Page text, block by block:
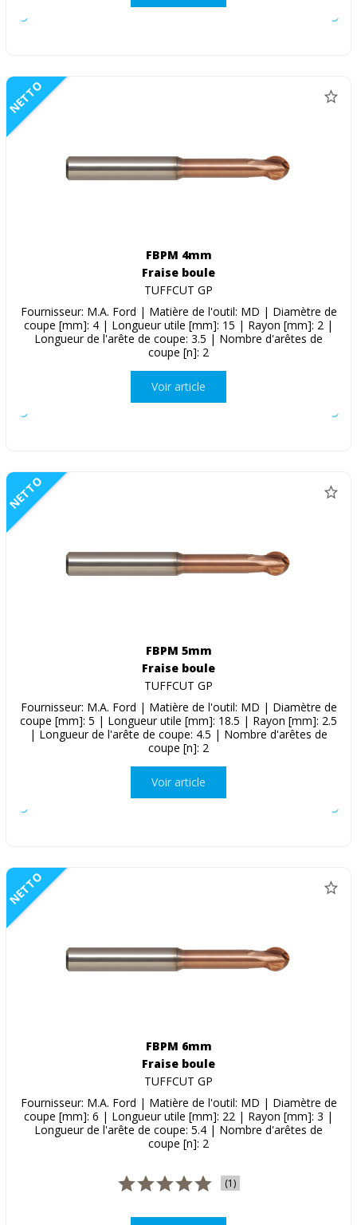
NETTO
FBPM 4mm
Fraise boule
TUFFCUT GP
Fournisseur: M.A. Ford | Matière de l'outil: MD | Diamètre de
coupe [mm]: 4 | Longueur utile [mm]: 15 | Rayon [mm]: 2 |
Longueur de l'arête de coupe: 3.5 | Nombre d'arêtes de
coupe [n]: 2
Voir article
NETTO
FBPM 5mm
Fraise boule
TUFFCUT GP
Fournisseur: M.A. Ford | Matière de l'outil: MD | Diamètre de
coupe [mm]: 5 | Longueur utile [mm]: 18.5 | Rayon [mm]: 2.5
| Longueur de l'arête de coupe: 4.5 | Nombre d'arêtes de
coupe [n]: 2
Voir article
NETTO
FBPM 6mm
Fraise boule
TUFFCUT GP
Fournisseur: M.A. Ford | Matière de l'outil: MD | Diamètre de
coupe [mm]: 6 | Longueur utile [mm]: 22 | Rayon [mm]: 3 |
Longueur de l'arête de coupe: 5.4 | Nombre d'arêtes de
coupe [n]: 2
(1)